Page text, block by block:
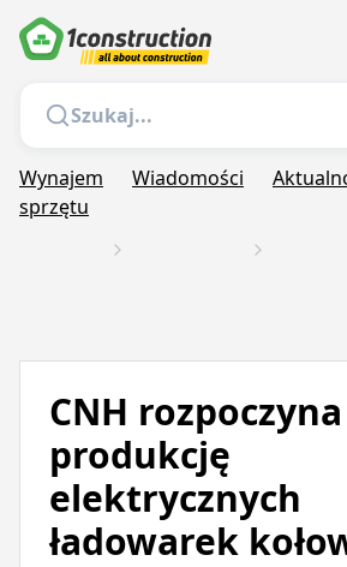
Wynajem
sprzętu
Wiadomości
CNH rozpoczyna
produkcję
elektrycznych
ładowarek